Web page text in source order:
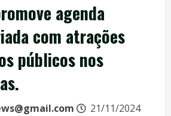
agenda
com atrações
públicos nos
21/11/2024